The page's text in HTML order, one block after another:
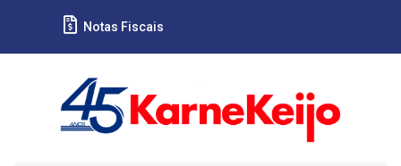
Notas Fiscais